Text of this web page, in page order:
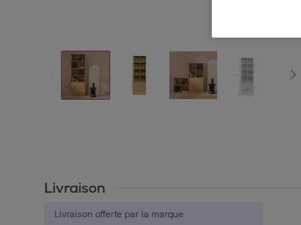
Livraison
Livraison offerte par la marque